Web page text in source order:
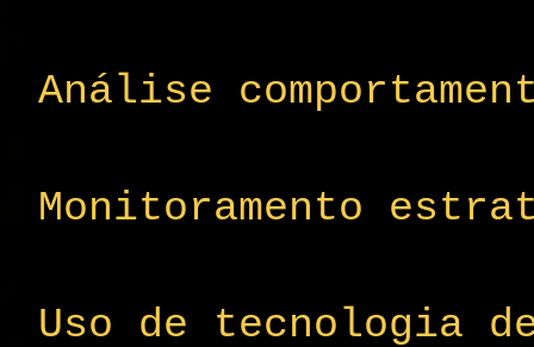
Análise
Monitoramento
Uso de tecnologia